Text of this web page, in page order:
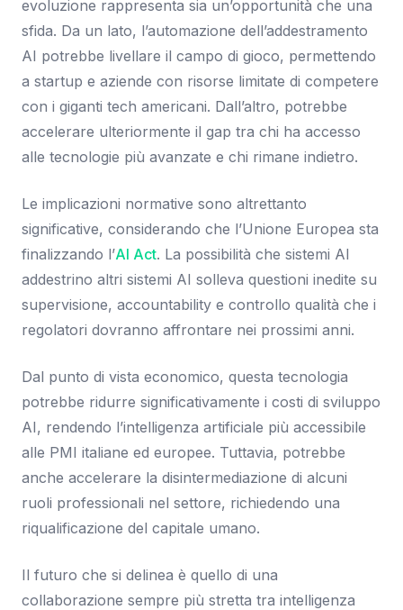
evoluzione rappresenta sia un’opportunità che una
sfida. Da un lato, l’automazione dell’addestramento
AI potrebbe livellare il campo di gioco, permettendo
a startup e aziende con risorse limitate di competere
con i giganti tech americani. Dall’altro, potrebbe
accelerare ulteriormente il gap tra chi ha accesso
alle tecnologie più avanzate e chi rimane indietro.
Le implicazioni normative sono altrettanto
significative, considerando che l’Unione Europea sta
finalizzando l’AI Act. La possibilità che sistemi AI
addestrino altri sistemi AI solleva questioni inedite su
supervisione, accountability e controllo qualità che i
regolatori dovranno affrontare nei prossimi anni.
Dal punto di vista economico, questa tecnologia
potrebbe ridurre significativamente i costi di sviluppo
AI, rendendo l’intelligenza artificiale più accessibile
alle PMI italiane ed europee. Tuttavia, potrebbe
anche accelerare la disintermediazione di alcuni
ruoli professionali nel settore, richiedendo una
riqualificazione del capitale umano.
Il futuro che si delinea è quello di una
collaborazione sempre più stretta tra intelligenza